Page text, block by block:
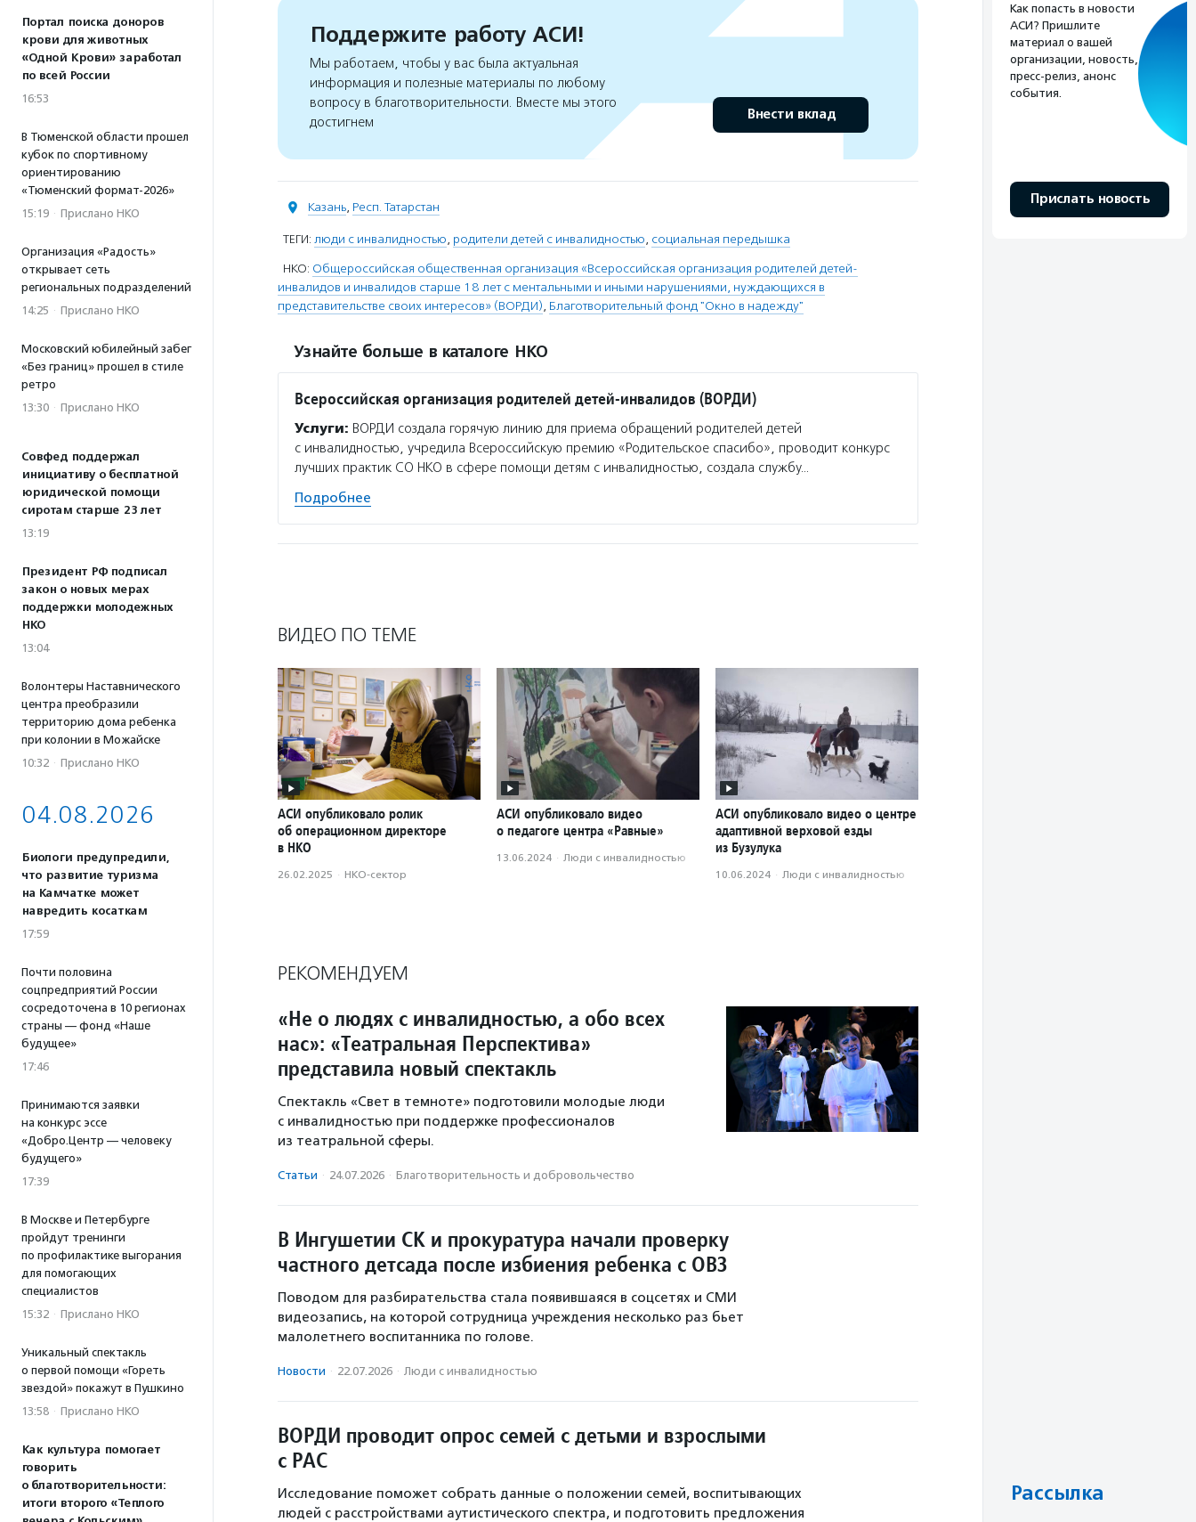
Портал поиска доноров
крови для животных
«Одной Крови» заработал
по всей России
16:53
В Тюменской области прошел
кубок по спортивному
ориентированию
«Тюменский формат-2026»
15:19 · Прислано НКО
Организация «Радость»
открывает сеть
региональных подразделений
14:25 · Прислано НКО
Московский юбилейный забег
«Без границ» прошел в стиле
ретро
13:30 · Прислано НКО
Совфед поддержал
инициативу о бесплатной
юридической помощи
сиротам старше 23 лет
13:19
Президент РФ подписал
закон о новых мерах
поддержки молодежных
НКО
13:04
Волонтеры Наставнического
центра преобразили
территорию дома ребенка
при колонии в Можайске
10:32 · Прислано НКО
04.08.2026
Биологи предупредили,
что развитие туризма
на Камчатке может
навредить косаткам
17:59
Почти половина
соцпредприятий России
сосредоточена в 10 регионах
страны — фонд «Наше
будущее»
17:46
Принимаются заявки
на конкурс эссе
«Добро.Центр — человеку
будущего»
17:39
В Москве и Петербурге
пройдут тренинги
по профилактике выгорания
для помогающих
специалистов
15:32 · Прислано НКО
Уникальный спектакль
о первой помощи «Гореть
звездой» покажут в Пушкино
13:58 · Прислано НКО
Как культура помогает
говорить
о благотворительности:
итоги второго «Теплого
Поддержите работу АСИ!
Мы работаем, чтобы у вас была актуальная
информация и полезные материалы по любому
вопросу в благотворительности. Вместе мы этого
достигнем
Внести вклад
Казань, Респ. Татарстан
ТЕГИ: люди с инвалидностью, родители детей с инвалидностью, социальная передышка
НКО: Общероссийская общественная организация «Всероссийская организация родителей детей-
инвалидов и инвалидов старше 18 лет с ментальными и иными нарушениями, нуждающихся в
представительстве своих интересов» (ВОРДИ), Благотворительный фонд "Окно в надежду"
Узнайте больше в каталоге НКО
Всероссийская организация родителей детей-инвалидов (ВОРДИ)
Услуги: ВОРДИ создала горячую линию для приема обращений родителей детей
с инвалидностью, учредила Всероссийскую премию «Родительское спасибо», проводит конкурс
лучших практик СО НКО в сфере помощи детям с инвалидностью, создала службу…
Подробнее
ВИДЕО ПО ТЕМЕ
АСИ опубликовало ролик
об операционном директоре
в НКО
26.02.2025 · НКО-сектор
АСИ опубликовало видео
о педагоге центра «Равные»
13.06.2024 · Люди с инвалидностью
АСИ опубликовало видео о центре
адаптивной верховой езды
из Бузулука
10.06.2024 · Люди с инвалидностью
РЕКОМЕНДУЕМ
«Не о людях с инвалидностью, а обо всех
нас»: «Театральная Перспектива»
представила новый спектакль
Спектакль «Свет в темноте» подготовили молодые люди
с инвалидностью при поддержке профессионалов
из театральной сферы.
Статьи · 24.07.2026 · Благотвори­тель­ность и доброволь­чест­во
В Ингушетии СК и прокуратура начали проверку
частного детсада после избиения ребенка с ОВЗ
Поводом для разбирательства стала появившаяся в соцсетях и СМИ
видеозапись, на которой сотрудница учреждения несколько раз бьет
малолетнего воспитанника по голове.
Новости · 22.07.2026 · Люди с инвалидностью
ВОРДИ проводит опрос семей с детьми и взрослыми
с РАС
Исследование поможет собрать данные о положении семей, воспитывающих
людей с расстройствами аутистического спектра, и подготовить предложения
Как попасть в новости
АСИ? Пришлите
материал о вашей
организации, новость,
пресс-релиз, анонс
события.
Прислать новость
Рассылка